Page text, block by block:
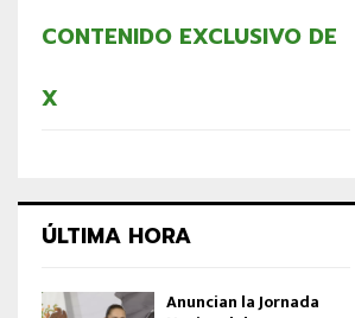
CONTENIDO EXCLUSIVO DE
X
ÚLTIMA HORA
Anuncian la Jornada